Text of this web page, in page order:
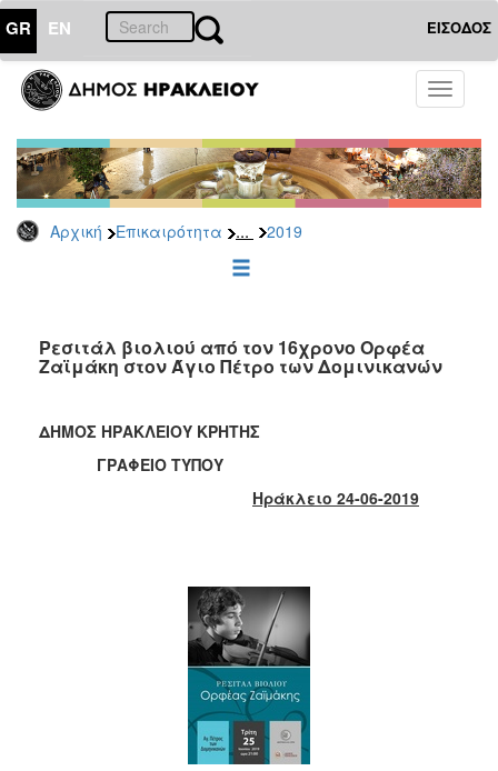
GR EN ΕΙΣΟΔΟΣ
Toggle
Αρχική Επικαιρότητα ... 2019
ΕΠΙΚΑΙΡΟΤΗΤΑ
Τύπου
Αρχείο
2026
2025
2022
2021
2019
2018
Ρεσιτάλ βιολιού από τον 16χρονο Ορφέα
Ζαϊμάκη στον Άγιο Πέτρο των Δομινικανών
ΔΗΜΟΣ ΗΡΑΚΛΕΙΟΥ ΚΡΗΤΗΣ
ΓΡΑΦΕΙΟ ΤΥΠΟΥ
Ηράκλειο 24-06-2019